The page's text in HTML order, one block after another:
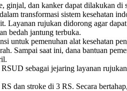
dan kanker dapat dilakukan
transformasi sistem kesehatan
rujukan didorong agar
bedah jantung terbuka.
untuk pemenuhan alat kesehatan
Sampai saat ini, dana bantuan
sebagai jejaring layanan
dan stroke di 3 RS. Secara